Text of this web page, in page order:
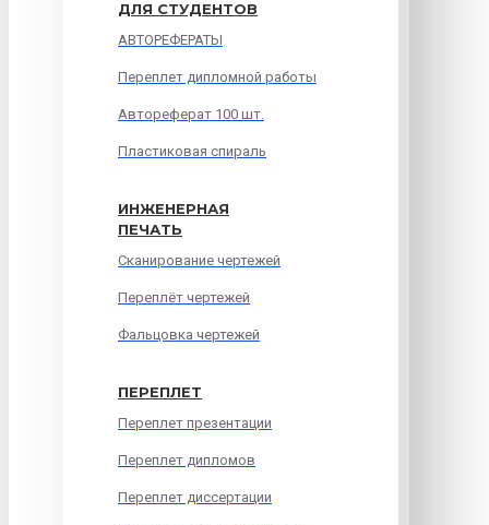
ДЛЯ СТУДЕНТОВ
АВТОРЕФЕРАТЫ
Переплет дипломной работы
Автореферат 100 шт.
Пластиковая спираль
ИНЖЕНЕРНАЯ
ПЕЧАТЬ
Сканирование чертежей
Переплёт чертежей
Фальцовка чертежей
ПЕРЕПЛЕТ
Переплет презентации
Переплет дипломов
Переплет диссертации